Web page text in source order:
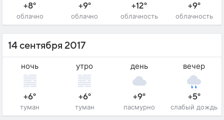
+8°
облачно
+9°
облачно
+12°
облачность
+9°
облачность
14 сентября 2017
ночь
+6°
туман
утро
+6°
туман
день
+9°
пасмурно
вечер
+5°
слабый дождь